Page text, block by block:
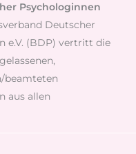
Psychologinnen
Deutscher
e.V. (BDP) vertritt die
beamteten
aus allen